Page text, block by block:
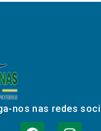
nos nas redes